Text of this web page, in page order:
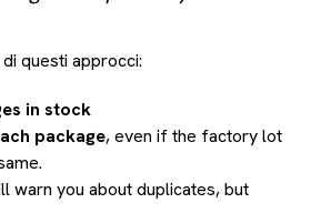
questi approcci:
in stock
package, even if the factory lot
warn you about duplicates, but